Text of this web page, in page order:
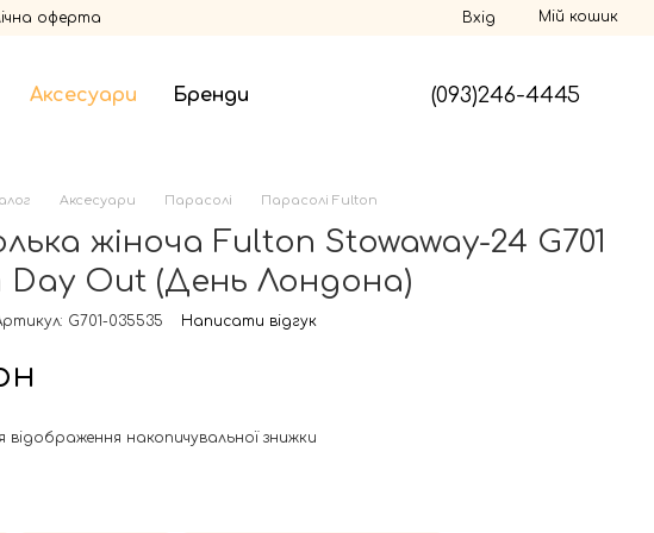
оферта Вхід Мій кошик
Аксесуари Бренди (093)246-4445
Аксесуари Парасолі Парасолі Fulton
жіноча Fulton Stowaway-24 G701
Day Out (День Лондона)
G701-035535 Написати відгук
відображення накопичувальної знижки